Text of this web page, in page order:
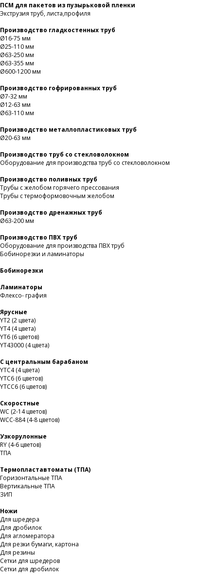
ПСМ для пакетов из пузырьковой пленки
Экструзия труб, листа,профиля
Производство гладкостенных труб
Ø16-75 мм
Ø25-110 мм
Ø63-250 мм
Ø63-355 мм
Ø600-1200 мм
Производство гофрированных труб
Ø7-32 мм
Ø12-63 мм
Ø63-110 мм
Производство металлопластиковых труб
Ø20-63 мм
Производство труб со стекловолокном
Оборудование для производства труб со стекловолокном
Производство поливных труб
Трубы с желобом горячего прессования
Трубы с термоформовочным желобом
Производство дренажных труб
Ø63-200 мм
Производство ПВХ труб
Оборудование для производства ПВХ труб
Бобинорезки и ламинаторы
Бобинорезки
Ламинаторы
Флексо- графия
Ярусные
YT2 (2 цвета)
YT4 (4 цвета)
YT6 (6 цветов)
YT43000 (4 цвета)
С центральным барабаном
YТС4 (4 цвета)
YТС6 (6 цветов)
YТСC6 (6 цветов)
Скоростные
WС (2-14 цветов)
WСС-884 (4-8 цветов)
Узкорулонные
RY (4-6 цветов)
ТПА
Термопластавтоматы (ТПА)
Горизонтальные ТПА
Вертикальные ТПА
ЗИП
Ножи
Для шредера
Для дробилок
Для агломератора
Для резки бумаги, картона
Для резины
Сетки для шредеров
Сетки для дробилок